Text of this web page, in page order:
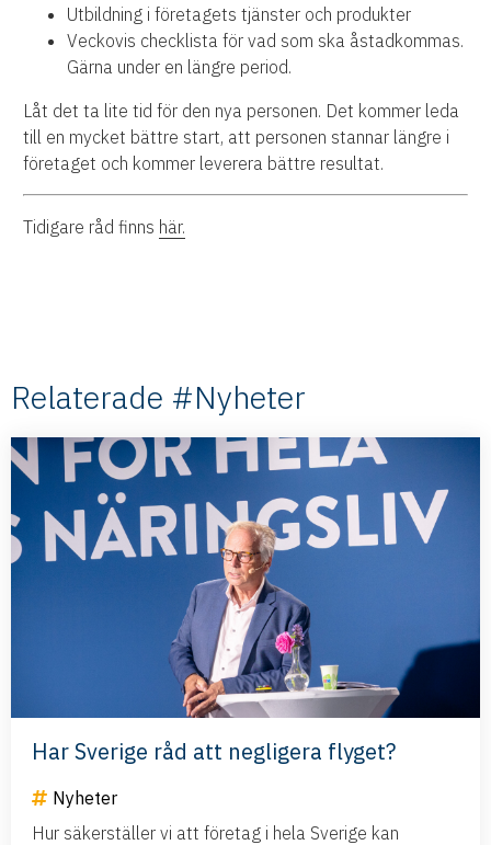
Utbildning i företagets tjänster och produkter
Veckovis checklista för vad som ska åstadkommas.
Gärna under en längre period.
Låt det ta lite tid för den nya personen. Det kommer leda
till en mycket bättre start, att personen stannar längre i
företaget och kommer leverera bättre resultat.
Tidigare råd finns här.
Relaterade #Nyheter
Har Sverige råd att negligera flyget?
Nyheter
Hur säkerställer vi att företag i hela Sverige kan